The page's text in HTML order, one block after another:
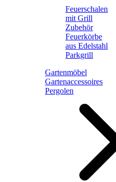
Feuerschalen
mit Grill
Zubehör
Feuerkörbe
aus Edelstahl
Parkgrill
Gartenmöbel
Gartenaccessoires
Pergolen